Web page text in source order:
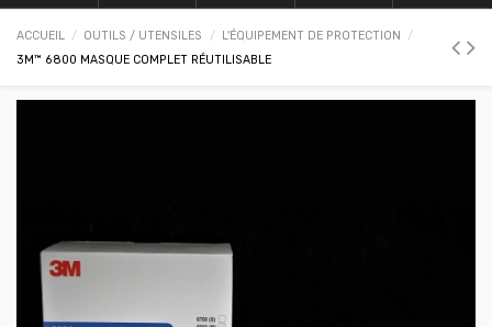
ACCUEIL OUTILS / UTENSILES
L'ÉQUIPEMENT DE PROTECTION
3M™ 6800 MASQUE COMPLET RÉUTILISABLE